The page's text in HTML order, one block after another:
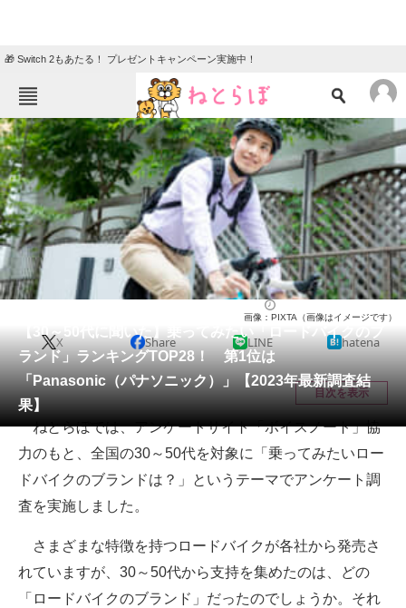
🎁 Switch 2もあたる！ プレゼントキャンペーン実施中！
ねとらぼメニュー
TOP ニュース
エンタメ クイズ
グルメ 地域
住まい 教育・育児
動物 リサーチ
メディア
ITの今と未来を見通す
スマホと通信の最新トレンド
ビジネスと働き方のヒント
【30～50代に聞いた】乗ってみたい「ロードバイクのブ
ランド」ランキングTOP28！ 第1位は
「Panasonic（パナソニック）」【2023年最新調査結
果】
画像：PIXTA（画像はイメージです）
X Share LINE hatena
目次を表示
ねとらぼでは、アンケートサイト「ボイスノート」協
力のもと、全国の30～50代を対象に「乗ってみたいロー
ドバイクのブランドは？」というテーマでアンケート調
査を実施しました。
さまざまな特徴を持つロードバイクが各社から発売さ
れていますが、30～50代から支持を集めたのは、どの
「ロードバイクのブランド」だったのでしょうか。それ